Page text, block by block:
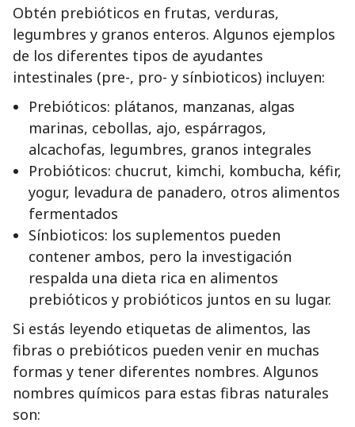
Obtén prebióticos en frutas, verduras,
legumbres y granos enteros. Algunos ejemplos
de los diferentes tipos de ayudantes
intestinales (pre-, pro- y sínbioticos) incluyen:
Prebióticos: plátanos, manzanas, algas
marinas, cebollas, ajo, espárragos,
alcachofas, legumbres, granos integrales
Probióticos: chucrut, kimchi, kombucha, kéfir,
yogur, levadura de panadero, otros alimentos
fermentados
Sínbioticos: los suplementos pueden
contener ambos, pero la investigación
respalda una dieta rica en alimentos
prebióticos y probióticos juntos en su lugar.
Si estás leyendo etiquetas de alimentos, las
fibras o prebióticos pueden venir en muchas
formas y tener diferentes nombres. Algunos
nombres químicos para estas fibras naturales
son: